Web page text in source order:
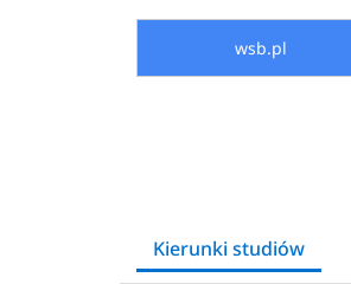
wsb.pl
Kierunki studiów